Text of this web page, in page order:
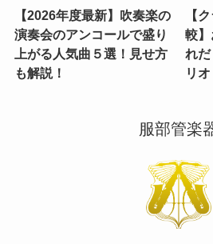
【2026年度最新】吹奏楽の
演奏会のアンコールで盛り
上がる人気曲５選！見せ方
も解説！
【
較】
れ
リ
服部管楽